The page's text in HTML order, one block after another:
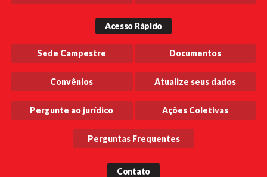
Acesso Rápido
Sede Campestre Documentos
Convênios Atualize seus dados
Pergunte ao jurídico Ações Coletivas
Perguntas Frequentes
Contato